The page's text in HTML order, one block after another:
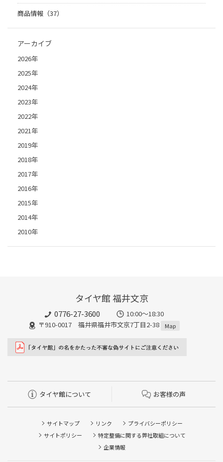
商品情報（37）
アーカイブ
2026年
2025年
2024年
2023年
2022年
2021年
2019年
2018年
2017年
2016年
2015年
2014年
2010年
タイヤ館 福井文京
0776-27-3600
10:00～18:30
〒910-0017 福井県福井市文京7丁目2-38
Map
タイヤ館について お客様の声
サイトマップ リンク
プライバシーポリシー
サイトポリシー
特定整備に関する弊社取組について
企業情報